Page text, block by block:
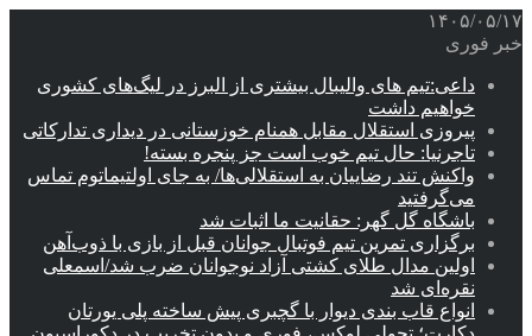
۱۴۰۵/۰۵/۱۷
خبر فوری
داعی:تیم های والیبال بیشتری از البرز در لیگ‌های کشوری
خواهیم داشت
پیروزی استقلال مقابل همنام خوزستانی در دیداری تدارکاتی
تاجرنیا: حال تیم خوب است جز پنجره بسته!
واکنش تند رضاییان به استقلالی‌ها/ به جای اولتیماتوم تماس
می‌گرفتید
باشگاه گل گهر: حقانیت ما اثبات شد
برگزاری تمرین تیم فوتبال جوانان قبل از بازی با ذوب‌آهن
اولین مدال طلای کشتی آزاد نوجوانان ضرب شد/اسمعلی
نقره‌ای شد
انواع قاب بندی دیوار با گچبری پیش ساخته پلی یورتان